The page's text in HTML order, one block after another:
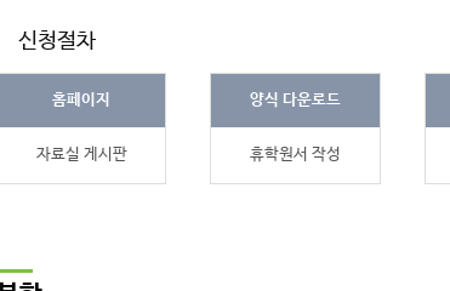
신청절차
홈페이지
자료실 게시판
양식 다운로드
휴학원서 작성